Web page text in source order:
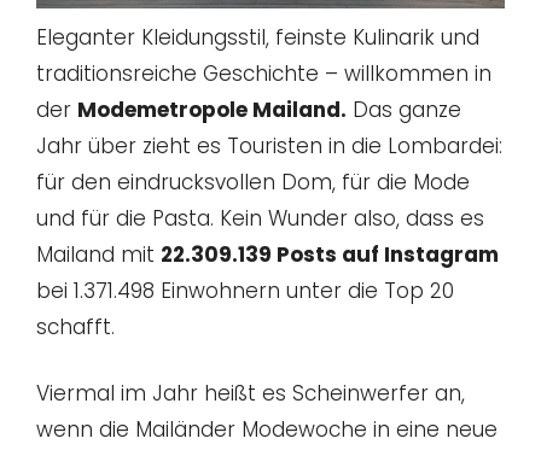
Eleganter Kleidungsstil, feinste Kulinarik und
traditionsreiche Geschichte – willkommen in
der Modemetropole Mailand. Das ganze
Jahr über zieht es Touristen in die Lombardei:
für den eindrucksvollen Dom, für die Mode
und für die Pasta. Kein Wunder also, dass es
Mailand mit 22.309.139 Posts auf Instagram
bei 1.371.498 Einwohnern unter die Top 20
schafft.
Viermal im Jahr heißt es Scheinwerfer an,
wenn die Mailänder Modewoche in eine neue